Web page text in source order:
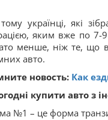
українці, які
яким вже по 7-
менше, ніж те, що
авто.
новость: Как
купити авто з
№1 – це форма